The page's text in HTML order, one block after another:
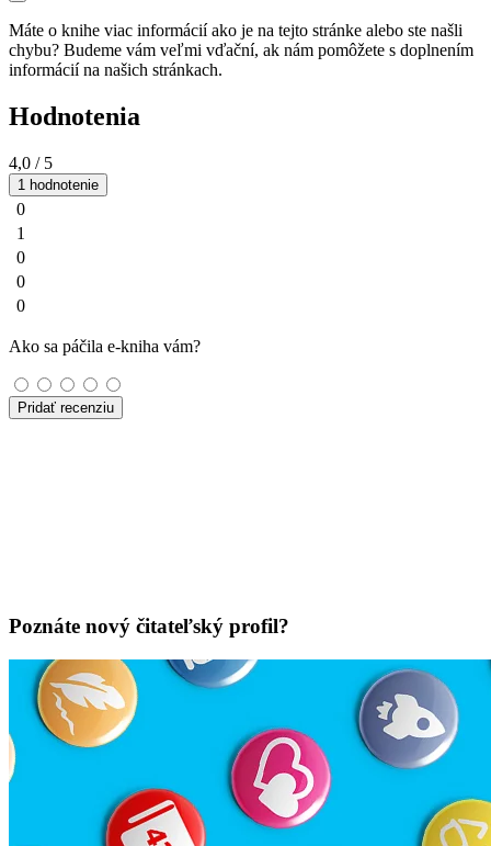
Máte o knihe viac informácií ako je na tejto stránke alebo ste našli
chybu? Budeme vám veľmi vďační, ak nám pomôžete s doplnením
informácií na našich stránkach.
Hodnotenia
4,0 / 5
1 hodnotenie
0
1
0
0
0
Ako sa páčila e-kniha vám?
Pridať recenziu
Poznáte nový čitateľský profil?